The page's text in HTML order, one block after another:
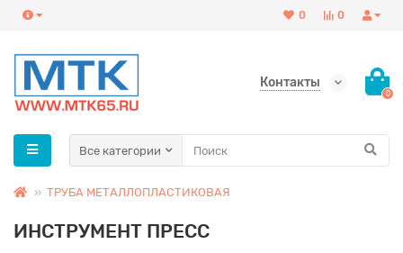
0
0
Контакты
0
Все категории
ТРУБА МЕТАЛЛОПЛАСТИКОВАЯ
ИНСТРУМЕНТ ПРЕСС